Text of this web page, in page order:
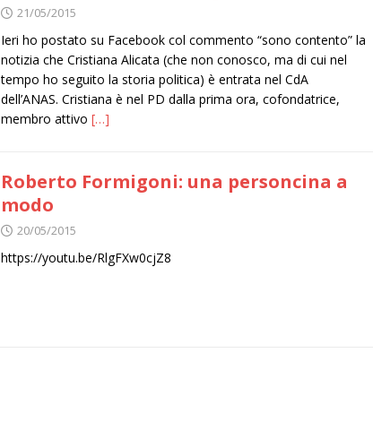
21/05/2015
Ieri ho postato su Facebook col commento “sono contento” la
notizia che Cristiana Alicata (che non conosco, ma di cui nel
tempo ho seguito la storia politica) è entrata nel CdA
dell’ANAS. Cristiana è nel PD dalla prima ora, cofondatrice,
membro attivo […]
Roberto Formigoni: una personcina a
modo
20/05/2015
https://youtu.be/RlgFXw0cjZ8